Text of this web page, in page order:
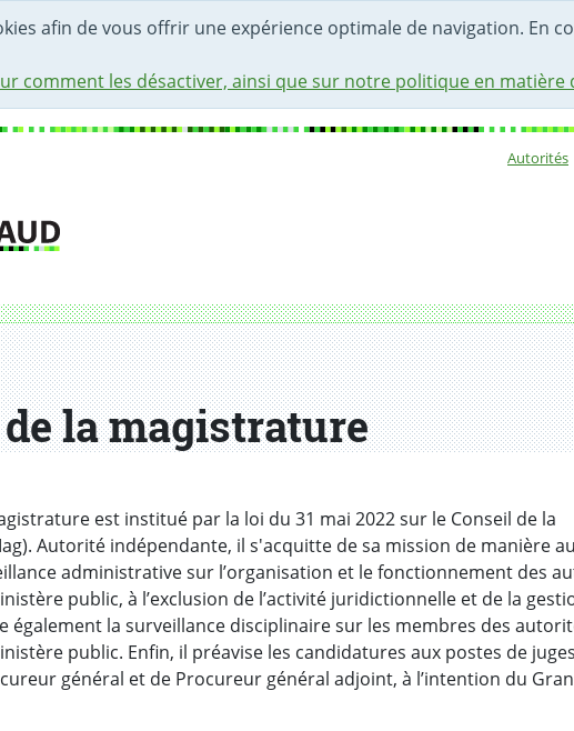
afin de vous offrir une expérience optimale de navigation. En
comment les désactiver, ainsi que sur notre politique en
DE LA PAGE
RECHERCHE
Autorités
la magistrature
est institué par la loi du 31 mai 2022 sur le Conseil de la
Autorité indépendante, il s'acquitte de sa mission de manière
administrative sur l’organisation et le fonctionnement des
public, à l’exclusion de l’activité juridictionnelle et de la
également la surveillance disciplinaire sur les membres des
public. Enfin, il préavise les candidatures aux postes de juges
général et de Procureur général adjoint, à l’intention du